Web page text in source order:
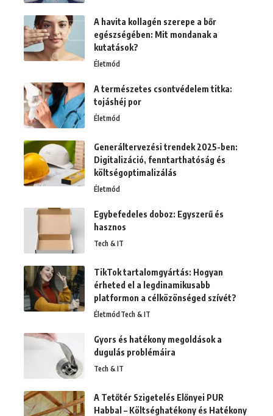
A havita kollagén szerepe a bőr
egészségében: Mit mondanak a
kutatások?
Életmód
A természetes csontvédelem titka:
tojáshéj por
Életmód
Generáltervezési trendek 2025-ben:
Digitalizáció, fenntarthatóság és
költségoptimalizálás
Életmód
Egybefedeles doboz: Egyszerű és
hasznos
Tech & IT
TikTok tartalomgyártás: Hogyan
érheted el a legdinamikusabb
platformon a célközönséged szívét?
ÉletmódTech & IT
Gyors és hatékony megoldások a
dugulás problémáira
Tech & IT
A Tetőtér Szigetelés Előnyei PUR
Habbal – Költséghatékony és Hatékony